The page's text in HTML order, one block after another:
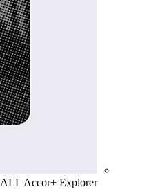
ALL Accor+ Explorer